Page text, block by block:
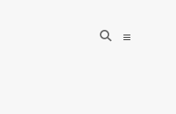
open
search
open